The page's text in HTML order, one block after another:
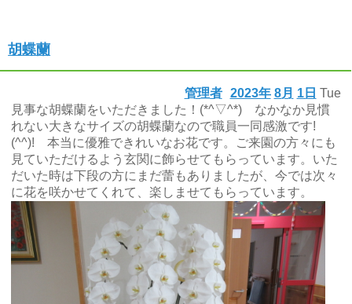
胡蝶蘭
2023年 8月 1日 Tue
管理者
見事な胡蝶蘭をいただきました！(*^▽^*) なかなか見慣
れない大きなサイズの胡蝶蘭なので職員一同感激です!
(^^)! 本当に優雅できれいなお花です。ご来園の方々にも
見ていただけるよう玄関に飾らせてもらっています。いた
だいた時は下段の方にまだ蕾もありましたが、今では次々
に花を咲かせてくれて、楽しませてもらっています。